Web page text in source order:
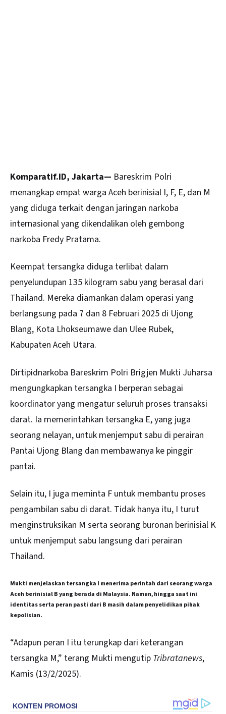
Komparatif.ID, Jakarta— Bareskrim Polri
menangkap empat warga Aceh berinisial I, F, E, dan M
yang diduga terkait dengan jaringan narkoba
internasional yang dikendalikan oleh gembong
narkoba Fredy Pratama.
Keempat tersangka diduga terlibat dalam
penyelundupan 135 kilogram sabu yang berasal dari
Thailand. Mereka diamankan dalam operasi yang
berlangsung pada 7 dan 8 Februari 2025 di Ujong
Blang, Kota Lhokseumawe dan Ulee Rubek,
Kabupaten Aceh Utara.
Dirtipidnarkoba Bareskrim Polri Brigjen Mukti Juharsa
mengungkapkan tersangka I berperan sebagai
koordinator yang mengatur seluruh proses transaksi
darat. Ia memerintahkan tersangka E, yang juga
seorang nelayan, untuk menjemput sabu di perairan
Pantai Ujong Blang dan membawanya ke pinggir
pantai.
Selain itu, I juga meminta F untuk membantu proses
pengambilan sabu di darat. Tidak hanya itu, I turut
menginstruksikan M serta seorang buronan berinisial K
untuk menjemput sabu langsung dari perairan
Thailand.
Mukti menjelaskan tersangka I menerima perintah dari seorang warga
Aceh berinisial B yang berada di Malaysia. Namun, hingga saat ini
identitas serta peran pasti dari B masih dalam penyelidikan pihak
kepolisian.
“Adapun peran I itu terungkap dari keterangan
tersangka M,” terang Mukti mengutip Tribratanews,
Kamis (13/2/2025).